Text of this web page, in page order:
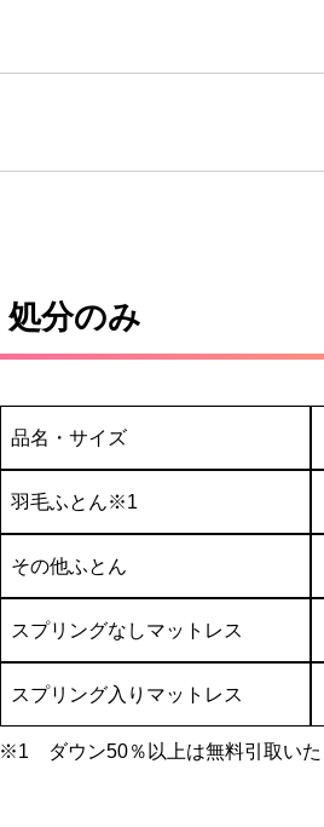
処分のみ
品名・サイズ
羽毛ふとん※1
その他ふとん
スプリングなしマットレス
スプリング入りマットレス
※1 ダウン50％以上は無料引取いた